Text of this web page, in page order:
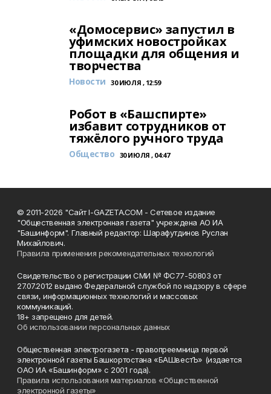
«Домосервис» запустил в
уфимских новостройках
площадки для общения и
творчества
Новости 30 ИЮЛЯ , 12:59
Робот в «Башспирте»
избавит сотрудников от
тяжёлого ручного труда
Общество 30 ИЮЛЯ , 04:47
© 2011-2026 "Сайт I-GAZETA.COM - Сетевое издание
"Общественная электронная газета" учреждена АО ИА
"Башинформ". Главный редактор: Шарафутдинов Руслан
Михайлович.
Правила применения рекомендательных технологий
Свидетельство о регистрации СМИ № ФС77-50803 от
27.07.2012 выдано Федеральной службой по надзору в сфере
связи, информационных технологий и массовых
коммуникаций.
18+ запрещено для детей.
Об использовании персональных данных
Общественная электрогазета - правопреемница первой
электронной газеты Башкортостана «БАШвестЪ» (издается
ОАО ИА «Башинформ» с 2001 года).
Правила использования материалов «Общественной
электронной газеты»